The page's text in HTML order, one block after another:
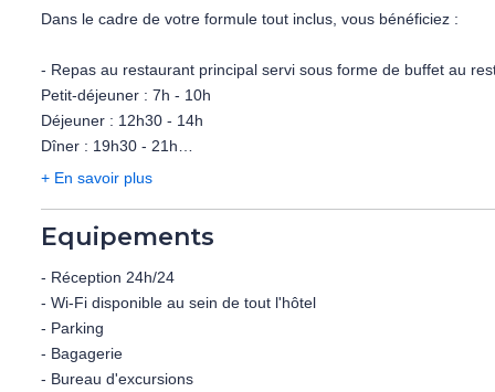
- Bar "Calypso" : boissons fraiches et cocktails. Ouvert de 10h à
En supplément :
- Formule demi-pension avec boissons (petit-déjeuner et dîner
- Formule pension complète (petit-déjeuner, déjeuner et dîner
- Formule tout inclus (voir rubrique dédiée)
A noter : les repas en demi-pension, pension complète ou tout
la discrétion de l'hôtel.
Dans le cadre de votre formule tout inclus, vous bénéficiez :
- Repas au restaurant principal servi sous forme de buffet au
Petit-déjeuner : 7h - 10h
Déjeuner : 12h30 - 14h
Dîner : 19h30 - 21h
Aux repas : eau, sodas, vins rouges/blancs, bière.
Aux bars de 10h à 00h : eau, sodas, jus de fruits, vins
servies au verre ou à la pression).
- Service de plage : Transats et parasols gratuit à partir de la
+ En savoir plus
Equipements
- Réception 24h/24
- Wi-Fi disponible au sein de tout l'hôtel
- Parking
- Bagagerie
- Bureau d'excursions